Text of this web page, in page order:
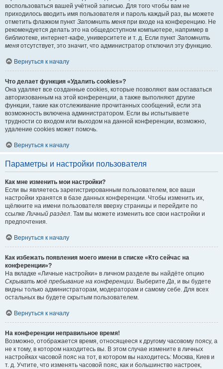
воспользоваться вашей учётной записью. Для того чтобы вам не
приходилось вводить имя пользователя и пароль каждый раз, вы можете
отметить флажком пункт Запомнить меня при входе на конференцию. Не
рекомендуется делать это на общедоступном компьютере, например в
библиотеке, интернет-кафе, университете и т. д. Если пункт Запомнить
меня отсутствует, это значит, что администратор отключил эту функцию.
Вернуться к началу
Что делает функция «Удалить cookies»?
Она удаляет все созданные cookies, которые позволяют вам оставаться
авторизованным на этой конференции, а также выполняют другие
функции, такие как отслеживание прочитанных сообщений, если эта
возможность включена администратором. Если вы испытываете
трудности со входом или выходом на данной конференции, возможно,
удаление cookies может помочь.
Вернуться к началу
Параметры и настройки пользователя
Как мне изменить мои настройки?
Если вы являетесь зарегистрированным пользователем, все ваши
настройки хранятся в базе данных конференции. Чтобы изменить их,
щёлкните на имени пользователя вверху страницы и перейдите по
ссылкеЛичный раздел. Там вы можете изменить все свои настройки и
предпочтения.
Вернуться к началу
Как избежать появления моего имени в списке «Кто сейчас на
конференции»?
На вкладке «Личные настройки» в личном разделе вы найдёте опцию
Скрывать моё пребывание на конференции. ВыберитеДа, и вы будете
видны только администраторам, модераторам и самому себе. Для всех
остальных вы будете скрытым пользователем.
Вернуться к началу
На конференции неправильное время!
Возможно, отображается время, относящееся к другому часовому поясу, а
не к тому, в котором находитесь вы. В этом случае измените в личных
настройках часовой пояс на тот, в котором вы находитесь: Москва, Киев и
т. д. Учтите, что изменять часовой пояс, как и большинство настроек,